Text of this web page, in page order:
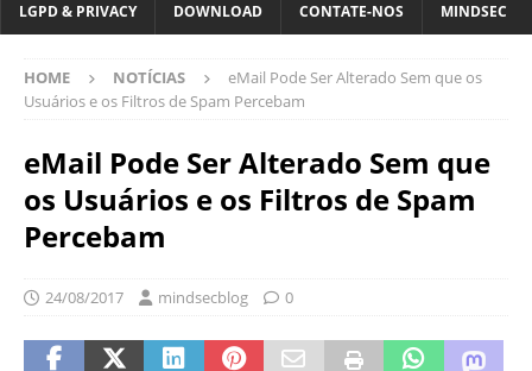
LGPD & PRIVACY DOWNLOAD CONTATE-NOS MINDSEC
HOME NOTÍCIAS
eMail Pode Ser Alterado Sem que os
Usuários e os Filtros de Spam Percebam
eMail Pode Ser Alterado Sem que
os Usuários e os Filtros de Spam
Percebam
24/08/2017 mindsecblog 0